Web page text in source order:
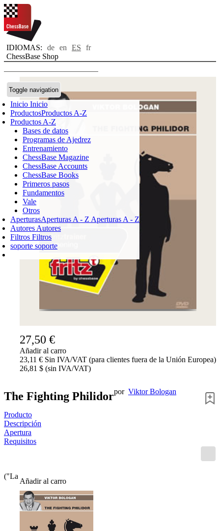
IDIOMAS: de en ES
fr
ChessBase Shop
Toggle navigation
Inicio Inicio
ProductosProductos A-Z
Productos A-Z
Bases de datos
Programas de Ajedrez
Entrenamiento
ChessBase Magazine
ChessBase Accounts
ChessBase Books
Primeros pasos
Fundamentos
Vale
Otros
AperturasAperturas A - Z Aperturas A - Z
Autores Autores
Filtros Filtros
soporte soporte
Login
CARRO DE LA COMPRA
PRODUCTO
0,00 €
✔
27,50 €
Añadir al carro
23,11 € Sin IVA/VAT (para clientes fuera de la Unión Europea)
26,81 $ (sin IVA/VAT)
The Fighting Philidorpor Viktor Bologan
Producto
Descripción
Apertura
Requisitos
Añadir al carro
("La